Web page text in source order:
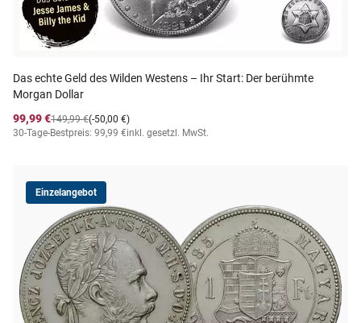
Das echte Geld des Wilden Westens – Ihr Start: Der berühmte
Morgan Dollar
99,99 €
(-50,00 €)
149,99 €
30-Tage-Bestpreis: 99,99 €inkl. gesetzl. MwSt.
Einzelangebot